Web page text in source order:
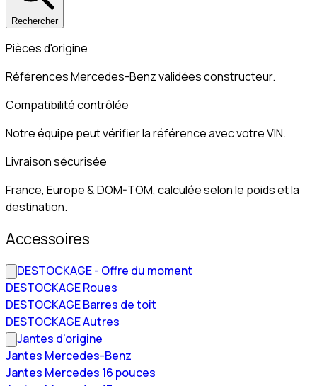
Rechercher
Pièces d'origine
Références Mercedes-Benz validées constructeur.
Compatibilité contrôlée
Notre équipe peut vérifier la référence avec votre VIN.
Livraison sécurisée
France, Europe & DOM-TOM, calculée selon le poids et la
destination.
Accessoires
DESTOCKAGE - Offre du moment
DESTOCKAGE Roues
DESTOCKAGE Barres de toit
DESTOCKAGE Autres
Jantes d'origine
Jantes Mercedes-Benz
Jantes Mercedes 16 pouces